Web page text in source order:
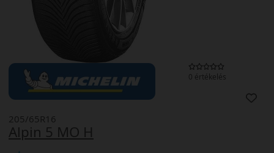
0 értékelés
Alpin 5 MO H
205/65R16